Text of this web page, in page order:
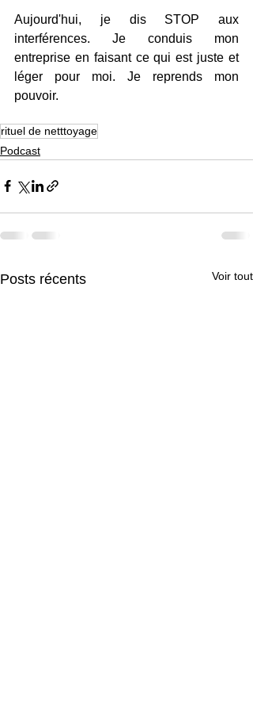
Aujourd'hui, je dis STOP aux
interférences. Je conduis mon
entreprise en faisant ce qui est juste et
léger pour moi. Je reprends mon
pouvoir.
rituel de netttoyage
Podcast
Posts récents Voir tout